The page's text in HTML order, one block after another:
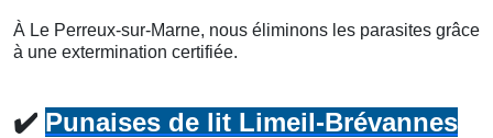
À Le Perreux-sur-Marne, nous éliminons les parasites grâce
à une extermination certifiée.
✔️ Punaises de lit Limeil-Brévannes